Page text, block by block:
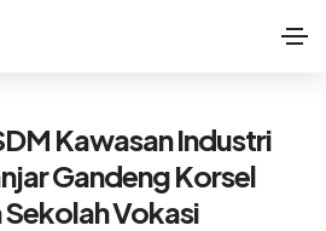
Kawasan Industri
Gandeng Korsel
Sekolah Vokasi